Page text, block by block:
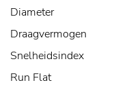
Diameter
Draagvermogen
Snelheidsindex
Run Flat